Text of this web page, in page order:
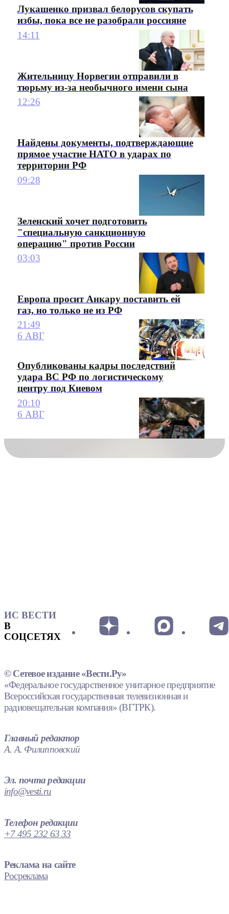
Лукашенко призвал белорусов скупать
избы, пока все не разобрали россияне
14:11
Жительницу Норвегии отправили в
тюрьму из-за необычного имени сына
12:26
Найдены документы, подтверждающие
прямое участие НАТО в ударах по
территории РФ
09:28
Зеленский хочет подготовить
"специальную санкционную
операцию" против России
03:03
Европа просит Анкару поставить ей
газ, но только не из РФ
21:49
6 АВГ
Опубликованы кадры последствий
удара ВС РФ по логистическому
центру под Киевом
20:10
6 АВГ
ИС ВЕСТИ
В
СОЦСЕТЯХ
© Сетевое издание «Вести.Ру»
«Федеральное государственное унитарное предприятие
Всероссийская государственная телевизионная и
радиовещательная компания» (ВГТРК).
Главный редактор
А. А. Филипповский
Эл. почта редакции
info@vesti.ru
Телефон редакции
+7 495 232 63 33
Реклама на сайте
Росреклама